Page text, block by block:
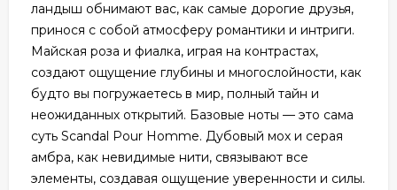
ландыш обнимают вас, как самые дорогие друзья,
принося с собой атмосферу романтики и интриги.
Майская роза и фиалка, играя на контрастах,
создают ощущение глубины и многослойности, как
будто вы погружаетесь в мир, полный тайн и
неожиданных открытий. Базовые ноты — это сама
суть Scandal Pour Homme. Дубовый мох и серая
амбра, как невидимые нити, связывают все
элементы, создавая ощущение уверенности и силы.